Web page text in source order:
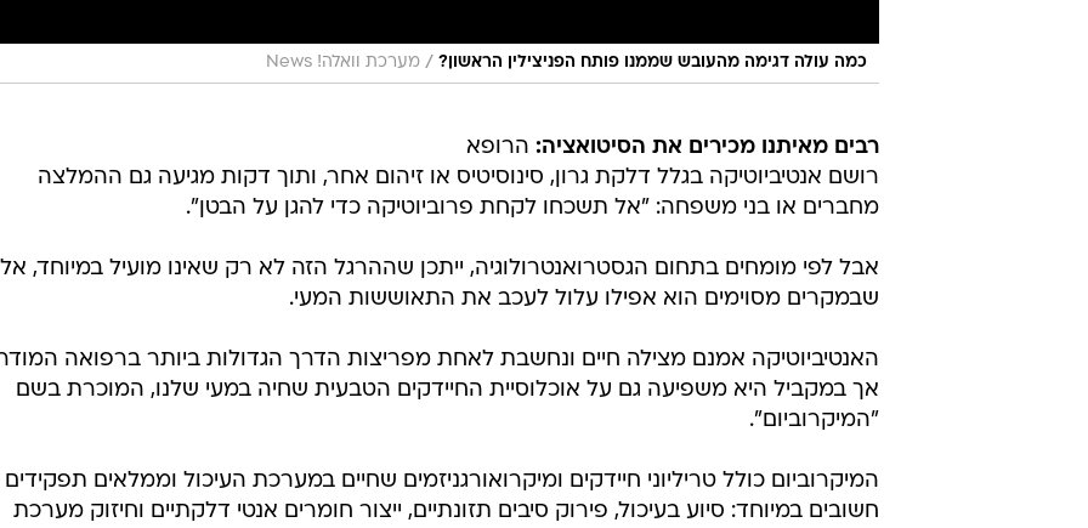
כמה עולה דגימה מהעובש שממנו פותח הפניצילין הראשון? / מערכת וואלה! News
רבים מאיתנו מכירים את הסיטואציה: הרופא
רושם אנטיביוטיקה בגלל דלקת גרון, סינוסיטיס או זיהום אחר, ותוך דקות מגיעה גם ההמלצה
מחברים או בני משפחה: "אל תשכחו לקחת פרוביוטיקה כדי להגן על הבטן".
אבל לפי מומחים בתחום הגסטרואנטרולוגיה, ייתכן שההרגל הזה לא רק שאינו מועיל במיוחד,
שבמקרים מסוימים הוא אפילו עלול לעכב את התאוששות המעי.
האנטיביוטיקה אמנם מצילה חיים ונחשבת לאחת מפריצות הדרך הגדולות ביותר ברפואה
אך במקביל היא משפיעה גם על אוכלוסיית החיידקים הטבעית שחיה במעי שלנו, המוכרת בשם
"המיקרוביום".
המיקרוביום כולל טריליוני חיידקים ומיקרואורגניזמים שחיים במערכת העיכול וממלאים תפקידים
חשובים במיוחד: סיוע בעיכול, פירוק סיבים תזונתיים, ייצור חומרים אנטי דלקתיים וחיזוק מערכת